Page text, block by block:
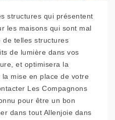
structures qui présentent
les maisons qui sont mal
de telles structures
de lumière dans vos
et optimisera la
mise en place de votre
Les Compagnons
pour être un bon
dans tout Allenjoie dans